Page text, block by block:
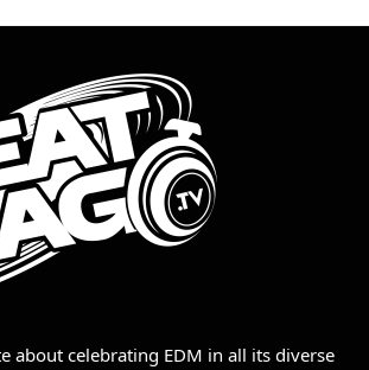
about celebrating EDM in all its diverse